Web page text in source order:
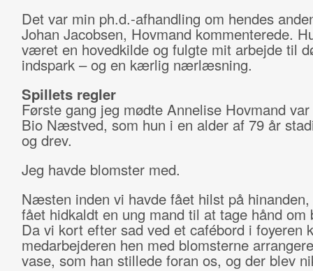
Det var min ph.d.-afhandling om hendes
Johan Jacobsen, Hovmand kommenterede.
været en hovedkilde og fulgte mit arbejde til
indspark – og en kærlig nærlæsning.
Spillets regler
Første gang jeg mødte Annelise Hovmand
Bio Næstved, som hun i en alder af 79 år
og drev.
Jeg havde blomster med.
Næsten inden vi havde fået hilst på hinanden,
fået hidkaldt en ung mand til at tage hånd om
Da vi kort efter sad ved et cafébord i foyeren
medarbejderen hen med blomsterne
vase, som han stillede foran os, og der blev